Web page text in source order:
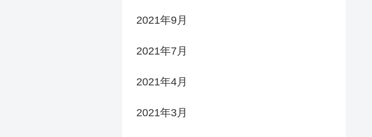
2021年9月
2021年7月
2021年4月
2021年3月